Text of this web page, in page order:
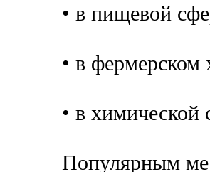
• в пищевой
• в фермерском
• в химической
Популярным